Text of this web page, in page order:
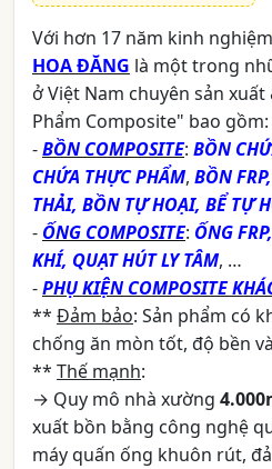
Với hơn 17 năm kinh
HOA ĐĂNG là một trong
ở Việt Nam chuyên sản xuất
Phẩm Composite" bao gồm:
-BỒN COMPOSITE: BỒN
CHỨA THỰC PHẨM, BỒN
THẢI, BỒN TỰ HOẠI, BỂ TỰ
- ỐNG COMPOSITE: ỐNG
KHÍ, QUẠT HÚT LY TÂM, …
-PHỤ KIỆN COMPOSITE
** Đảm bảo: Sản phẩm có
chống ăn mòn tốt, độ bền
** Thế mạnh:
→ Quy mô nhà xường
xuất bồn bằng công nghệ
máy quấn ống khuôn rút,